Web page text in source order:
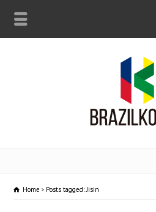
Home Posts tagged: Jisin